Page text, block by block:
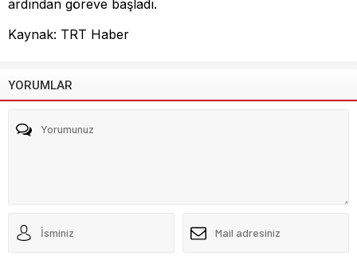
ardından göreve başladı.
Kaynak: TRT Haber
YORUMLAR